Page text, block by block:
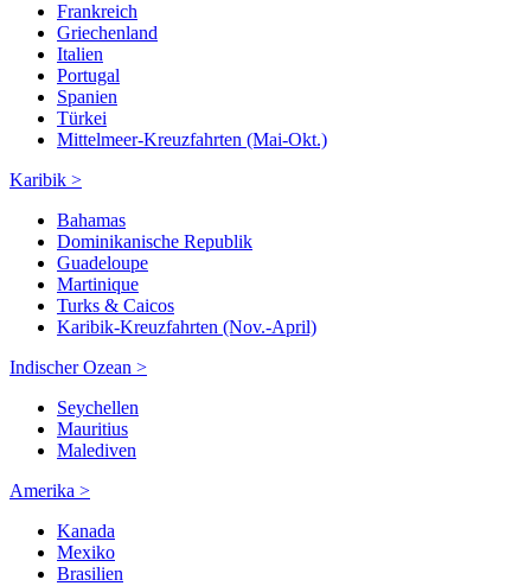
Frankreich
Griechenland
Italien
Portugal
Spanien
Türkei
Mittelmeer-Kreuzfahrten (Mai-Okt.)
Karibik >
Bahamas
Dominikanische Republik
Guadeloupe
Martinique
Turks & Caicos
Karibik-Kreuzfahrten (Nov.-April)
Indischer Ozean >
Seychellen
Mauritius
Malediven
Amerika >
Kanada
Mexiko
Brasilien